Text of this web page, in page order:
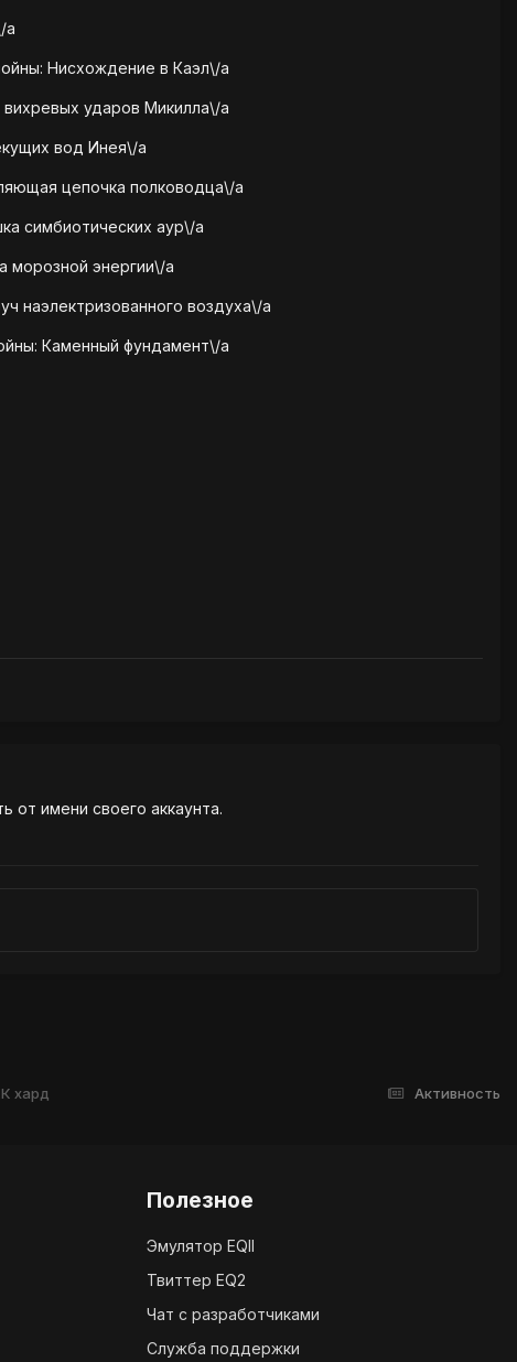
a
Нисхождение в Каэл\/a
вихревых ударов Микилла\/a
вод Инея\/a
цепочка полководца\/a
симбиотических аур\/a
морозной энергии\/a
наэлектризованного воздуха\/a
Каменный фундамент\/a
от имени своего аккаунта.
Активность
хард
Полезное
Эмулятор EQII
Твиттер EQ2
Чат с разработчиками
Служба поддержки